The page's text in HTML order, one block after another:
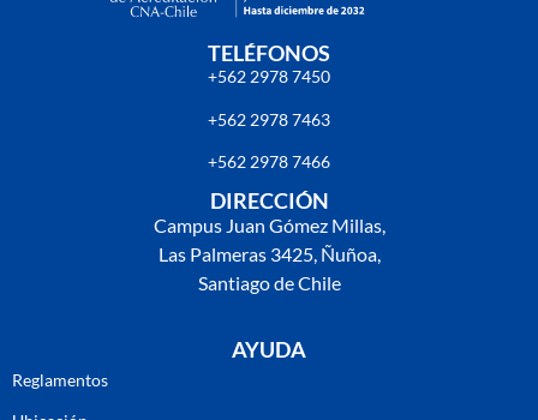
TELÉFONOS
+562 2978 7450
+562 2978 7463
+562 2978 7466
DIRECCIÓN
Campus Juan Gómez Millas,
Las Palmeras 3425, Ñuñoa,
Santiago de Chile
AYUDA
Reglamentos